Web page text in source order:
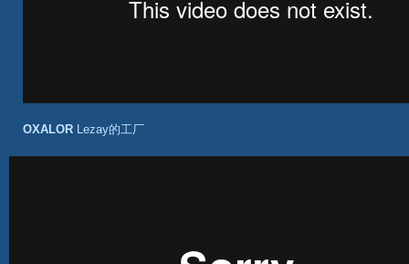
OXALOR Lezay的工厂